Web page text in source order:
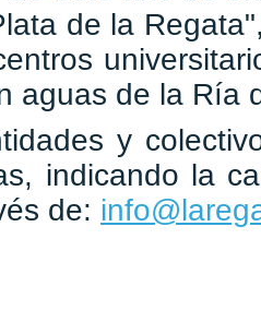
de la
aguas de la Ría
y
indicando la
de: